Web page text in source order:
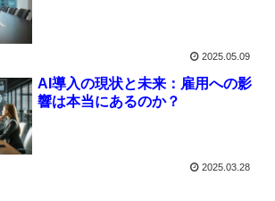
2025.05.09
AI導入の現状と未来：雇用への影
響は本当にあるのか？
2025.03.28